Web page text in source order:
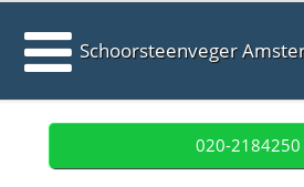
Schoorsteenveger
020-2184250